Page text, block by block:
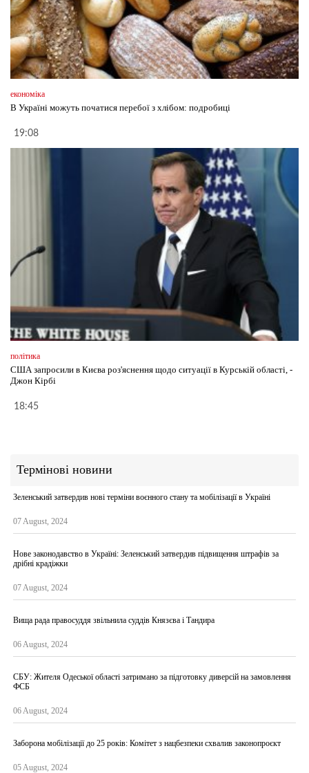
економіка
В Україні можуть початися перебої з хлібом: подробиці
19:08
політика
США запросили в Києва роз'яснення щодо ситуації в Курській області, -
Джон Кірбі
18:45
Термінові новини
Зеленський затвердив нові терміни воєнного стану та мобілізації в Україні
07 August, 2024
Нове законодавство в Україні: Зеленський затвердив підвищення штрафів за
дрібні крадіжки
07 August, 2024
Вища рада правосуддя звільнила суддів Князєва і Тандира
06 August, 2024
СБУ: Жителя Одеської області затримано за підготовку диверсій на замовлення
ФСБ
06 August, 2024
Заборона мобілізації до 25 років: Комітет з нацбезпеки схвалив законопроєкт
05 August, 2024